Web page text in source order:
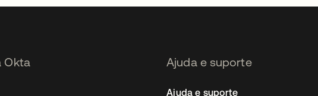
Okta Ajuda e suporte
Ajuda e suporte